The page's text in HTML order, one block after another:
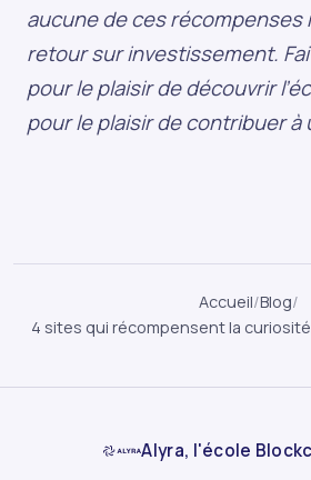
aucune de ces récompenses
retour sur investissement.
pour le plaisir de découvrir
pour le plaisir de contribuer à
Accueil/Blog/
4 sites qui récompensent la
Alyra, l'école